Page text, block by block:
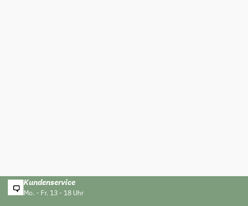
Kundenservice
Mo. - Fr. 13 - 18 Uhr